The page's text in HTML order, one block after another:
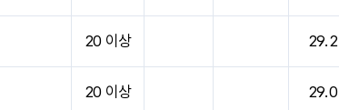
20 이상 29.2
20 이상 29.0